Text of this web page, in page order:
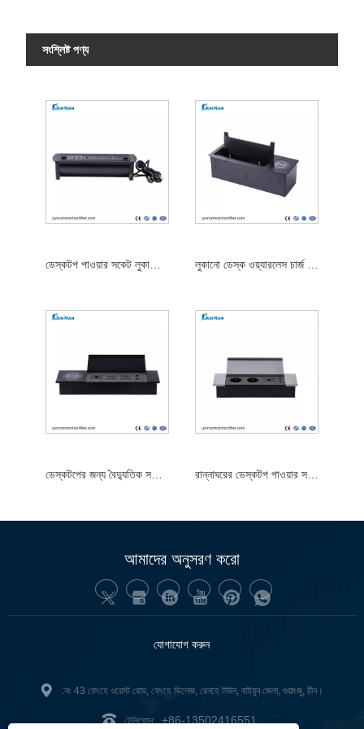
সংশ্লিষ্ট পণ্য
ডেস্কটপ পাওয়ার সকেট লুকানো মাল্টিফংশন অফিস টেবিল ইউরোপীয় প্লাগ আউটলেট
ডেস্কটপের জন্য বৈদ্যুতিক সকেট এবং স্মার্ট প্লাগ এক্সটেনশন অ্যাডাপ্টার রান্নাঘরের ডেস্কটপ পাওয়ার সকেটের জন্য ওয়্যারলেস চার্জিং পপ আপ ডেস্ক টপ সকেট
আমাদের অনুসরণ করো
যোগাযোগ করুন
:নং 43 ফেংহে ওয়েস্ট রোড, ফেংহে ভিলেজ, রেনহে টাউন, বাইয়ুন জেলা, গুয়াংজু, চীন।
টেলিফোন: +86-13502416551